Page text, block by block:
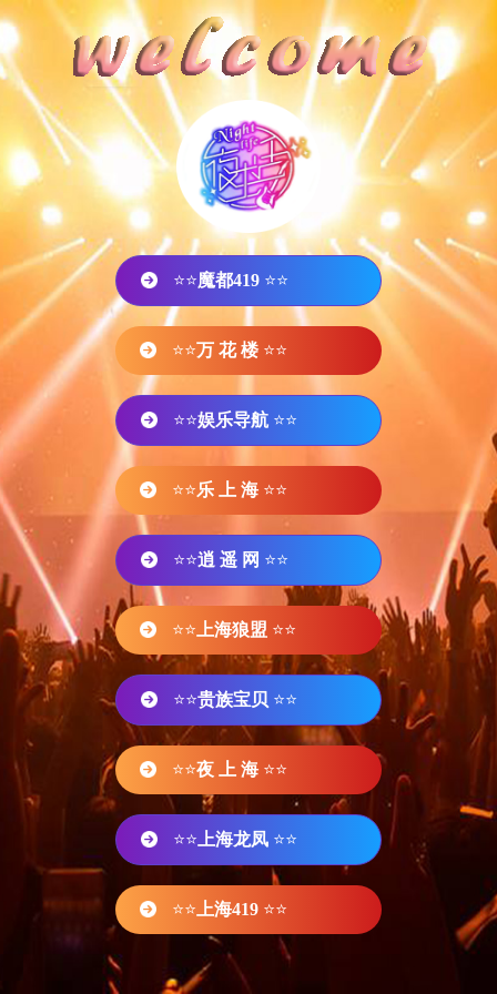
⭐⭐魔都419 ⭐⭐
⭐⭐万 花 楼 ⭐⭐
⭐⭐娱乐导航 ⭐⭐
⭐⭐乐 上 海 ⭐⭐
⭐⭐逍 遥 网 ⭐⭐
⭐⭐ 上海狼盟 ⭐⭐
⭐⭐贵族宝贝 ⭐⭐
⭐⭐夜 上 海 ⭐⭐
⭐⭐ 上海龙凤 ⭐⭐
⭐⭐ 上海419 ⭐⭐